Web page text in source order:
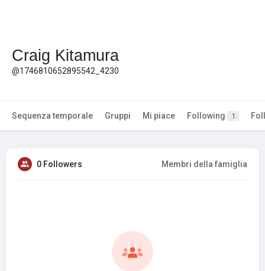
Craig Kitamura
@1746810652895542_4230
Sequenza temporale Gruppi Mi piace Following 1
0 Followers Membri della famiglia